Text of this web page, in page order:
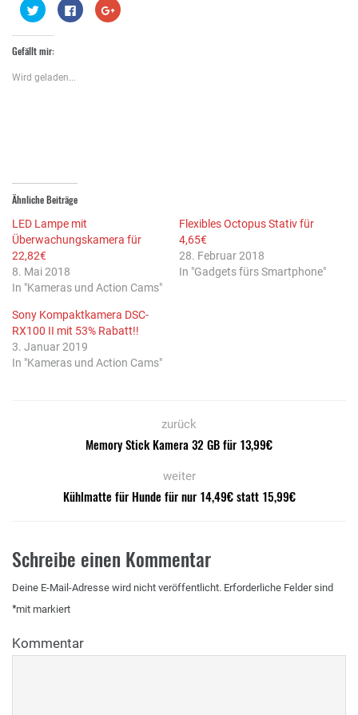
Klick,
um
Twitter
zu
teilen
in
neuem
Klick,
um
Zum
Teilen
Gefällt mir:
Wird geladen...
Ähnliche Beiträge
LED Lampe mit
Überwachungskamera für
22,82€
8. Mai 2018
In "Kameras und Action Cams"
Flexibles Octopus Stativ für
4,65€
28. Februar 2018
In "Gadgets fürs Smartphone"
Sony Kompaktkamera DSC-
RX100 II mit 53% Rabatt!!
3. Januar 2019
In "Kameras und Action Cams"
zurück
Memory Stick Kamera 32 GB für 13,99€
weiter
Kühlmatte für Hunde für nur 14,49€ statt 15,99€
Schreibe einen Kommentar
Deine E-Mail-Adresse wird nicht veröffentlicht. Erforderliche Felder sind
mit
* markiert
Kommentar